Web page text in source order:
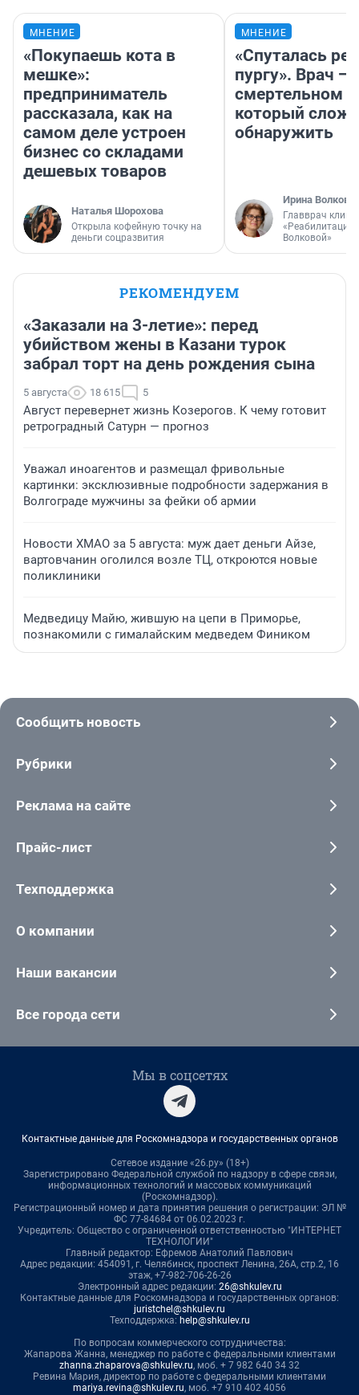
МНЕНИЕ
«Покупаешь кота в
мешке»:
предприниматель
рассказала, как на
самом деле устроен
бизнес со складами
дешевых товаров
Наталья Шорохова
Открыла кофейную точку на
деньги соцразвития
МНЕНИЕ
«Спуталась
пургу». Врач —
смертельном
который
обнаружить
Ирина Волкова
Главврач
«Реабилитация
Волковой»
РЕКОМЕНДУЕМ
«Заказали на 3-летие»: перед
убийством жены в Казани турок
забрал торт на день рождения сына
5 августа 18 615 5
Август перевернет жизнь Козерогов. К чему готовит
ретроградный Сатурн — прогноз
Уважал иноагентов и размещал фривольные
картинки: эксклюзивные подробности задержания в
Волгограде мужчины за фейки об армии
Новости ХМАО за 5 августа: муж дает деньги Айзе,
вартовчанин оголился возле ТЦ, откроются новые
поликлиники
Медведицу Майю, жившую на цепи в Приморье,
познакомили с гималайским медведем Фиником
Сообщить новость
Рубрики
Реклама на сайте
Прайс-лист
Техподдержка
О компании
Наши вакансии
Все города сети
Мы в соцсетях
Контактные данные для Роскомнадзора и государственных органов
Сетевое издание «26.ру» (18+)
Зарегистрировано Федеральной службой по надзору в сфере связи,
информационных технологий и массовых коммуникаций
(Роскомнадзор).
Регистрационный номер и дата принятия решения о регистрации: ЭЛ №
ФС 77-84684 от 06.02.2023 г.
Учредитель: Общество с ограниченной ответственностью "ИНТЕРНЕТ
ТЕХНОЛОГИИ"
Главный редактор: Ефремов Анатолий Павлович
Адрес редакции: 454091, г. Челябинск, проспект Ленина, 26А, стр.2, 16
этаж, +7-982-706-26-26
Электронный адрес редакции: 26@shkulev.ru
Контактные данные для Роскомнадзора и государственных органов:
juristchel@shkulev.ru
Техподдержка: help@shkulev.ru
По вопросам коммерческого сотрудничества:
Жапарова Жанна, менеджер по работе с федеральными клиентами
zhanna.zhaparova@shkulev.ru, моб. + 7 982 640 34 32
Ревина Мария, директор по работе с федеральными клиентами
mariya.revina@shkulev.ru, моб. +7 910 402 4056